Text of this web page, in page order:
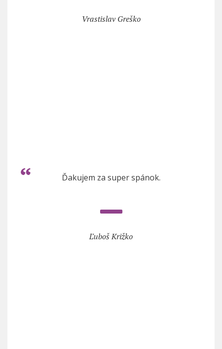
Vrastislav Greško
Ďakujem za super spánok.
Ľuboš Križko